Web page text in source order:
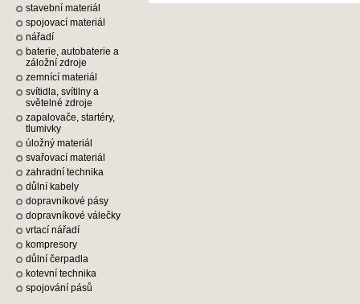
stavební materiál
spojovací materiál
nářadí
baterie, autobaterie a
záložní zdroje
zemnící materiál
svítidla, svítilny a
světelné zdroje
zapalovače, startéry,
tlumivky
úložný materiál
svařovací materiál
zahradní technika
důlní kabely
dopravníkové pásy
dopravníkové válečky
vrtací nářadí
kompresory
důlní čerpadla
kotevní technika
spojování pásů